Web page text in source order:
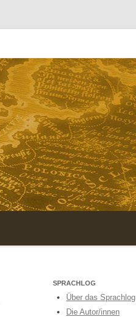
SPRACHLOG
Über das Sprachlog
Die Autor/innen